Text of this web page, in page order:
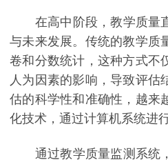
在高中阶段，教学质量
与未来发展。传统的教学质
卷和分数统计，这种方式不
人为因素的影响，导致评估
估的科学性和准确性，越来
化技术，通过计算机系统进
通过教学质量监测系统